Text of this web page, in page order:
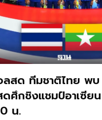
สด ทีมชาติไทย พบ
ศึกชิงแชมป์อาเซียน
น.